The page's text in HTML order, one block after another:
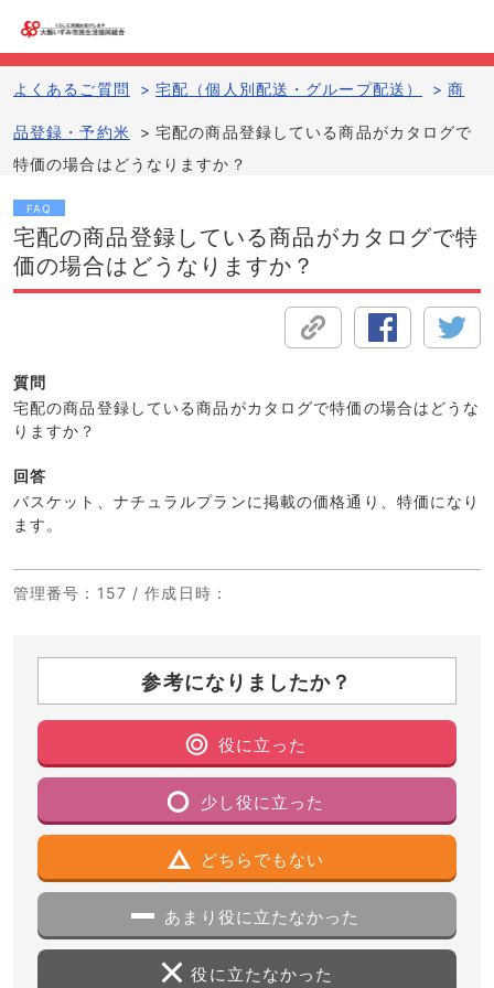
よくあるご質問 > 宅配（個人別配送・グループ配送） > 商
品登録・予約米 > 宅配の商品登録している商品がカタログで
特価の場合はどうなりますか？
FAQ
宅配の商品登録している商品がカタログで特
価の場合はどうなりますか？
質問
宅配の商品登録している商品がカタログで特価の場合はどうな
りますか？
回答
バスケット、ナチュラルプランに掲載の価格通り、特価になり
ます。
管理番号 ：157 /作成日時 ：
参考になりましたか？
役に立った
少し役に立った
どちらでもない
あまり役に立たなかった
役に立たなかった